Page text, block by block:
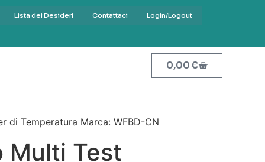
Lista dei Desideri Contattaci Login/Logout
0,00€
di Temperatura Marca: WFBD-CN
Multi Test